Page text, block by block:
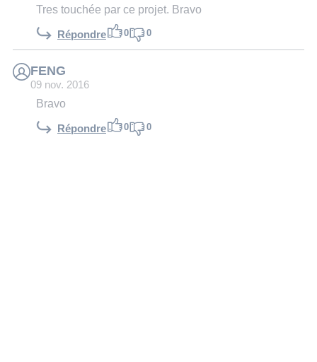
Tres touchée par ce projet. Bravo
Répondre 0 0
FENG
09 nov. 2016
Bravo
Répondre 0 0